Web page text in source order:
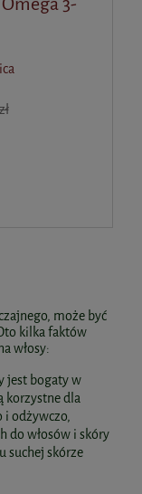
może być
kilka faktów
włosy:
jest bogaty w
korzystne dla
i odżywczo,
do włosów i skóry
suchej skórze